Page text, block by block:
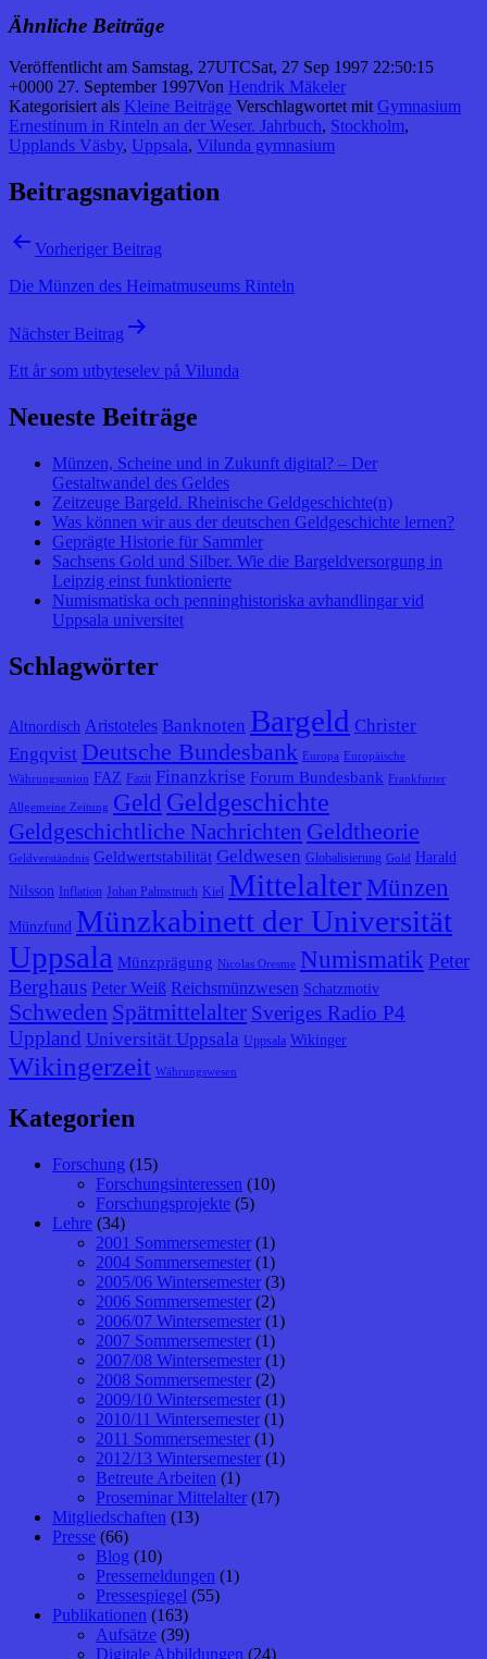
Ähnliche Beiträge
Veröffentlicht am Samstag, 27UTCSat, 27 Sep 1997 22:50:15
+0000 27. September 1997Von Hendrik Mäkeler
Kategorisiert als Kleine Beiträge Verschlagwortet mit Gymnasium
Ernestinum in Rinteln an der Weser. Jahrbuch, Stockholm,
Upplands Väsby, Uppsala, Vilunda gymnasium
Beitragsnavigation
Vorheriger Beitrag
Die Münzen des Heimatmuseums Rinteln
Nächster Beitrag
Ett år som utbyteselev på Vilunda
Neueste Beiträge
Münzen, Scheine und in Zukunft digital? – Der
Gestaltwandel des Geldes
Zeitzeuge Bargeld. Rheinische Geldgeschichte(n)
Was können wir aus der deutschen Geldgeschichte lernen?
Geprägte Historie für Sammler
Sachsens Gold und Silber. Wie die Bargeldversorgung in
Leipzig einst funktionierte
Numismatiska och penninghistoriska avhandlingar vid
Uppsala universitet
Schlagwörter
Altnordisch Aristoteles Banknoten Bargeld Christer
Engqvist Deutsche Bundesbank Europa
Europäische
Währungsunion FAZ Fazit Finanzkrise Forum Bundesbank Frankfurter
Allgemeine Zeitung Geld Geldgeschichte
Geldgeschichtliche Nachrichten Geldtheorie
Geldverständnis Geldwertstabilität Geldwesen Globalisierung Gold Harald
Nilsson Inflation Johan Palmstruch Kiel Mittelalter Münzen
Münzfund Münzkabinett der Universität
Uppsala Münzprägung Nicolas Oresme Numismatik Peter
Berghaus Peter Weiß Reichsmünzwesen Schatzmotiv
Schweden Spätmittelalter Sveriges Radio P4
Uppland Universität Uppsala Uppsala Wikinger
Wikingerzeit Währungswesen
Kategorien
Forschung (15)
Forschungsinteressen (10)
Forschungsprojekte (5)
Lehre (34)
2001 Sommersemester (1)
2004 Sommersemester (1)
2005/06 Wintersemester (3)
2006 Sommersemester (2)
2006/07 Wintersemester (1)
2007 Sommersemester (1)
2007/08 Wintersemester (1)
2008 Sommersemester (2)
2009/10 Wintersemester (1)
2010/11 Wintersemester (1)
2011 Sommersemester (1)
2012/13 Wintersemester (1)
Betreute Arbeiten (1)
Proseminar Mittelalter (17)
Mitgliedschaften (13)
Presse (66)
Blog (10)
Pressemeldungen (1)
Pressespiegel (55)
Publikationen (163)
Aufsätze (39)
Digitale Abbildungen (24)